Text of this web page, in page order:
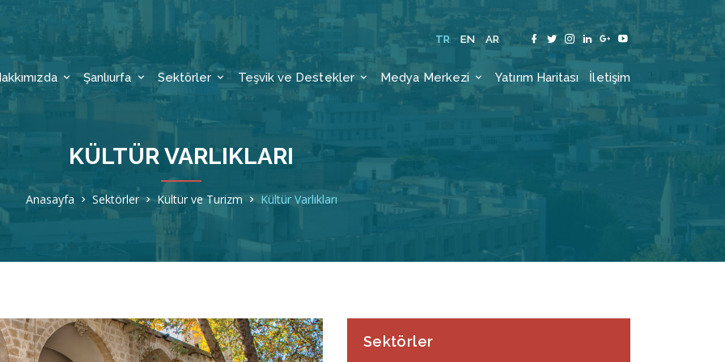
TR EN AR
Şanlıurfa Sektörler Teşvik ve Destekler Medya Merkezi Yatırım Haritası İletişim
KÜLTÜR VARLIKLARI
Anasayfa Sektörler Kültür ve Turizm Kültür Varlıkları
Sektörler